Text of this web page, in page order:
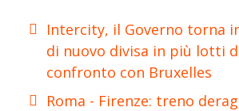
Intercity, il Governo torna
di nuovo divisa in più lotti
confronto con Bruxelles
Roma - Firenze: treno